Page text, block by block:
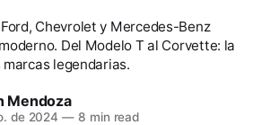
Chevrolet y Mercedes-Benz
Del Modelo T al Corvette: la
legendarias.
Mendoza
de 2024 — 8 min read